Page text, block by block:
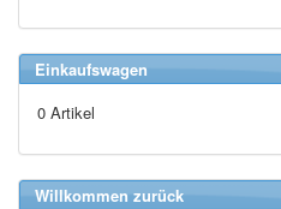
Einkaufswagen
0 Artikel
Willkommen zurück